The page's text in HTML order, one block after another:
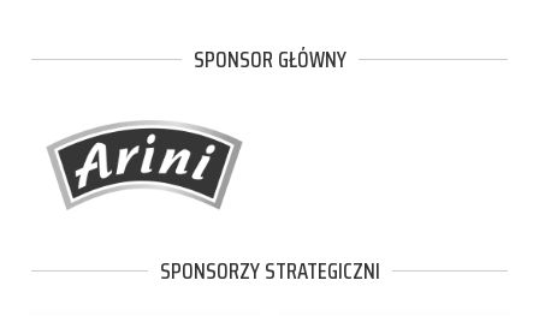
SPONSOR GŁÓWNY
SPONSORZY STRATEGICZNI